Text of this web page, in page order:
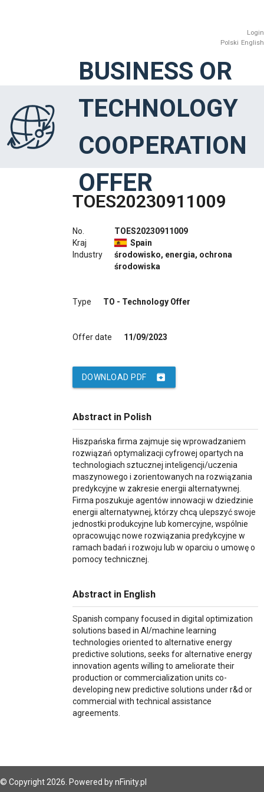
Login
Polski English
BUSINESS OR
TECHNOLOGY
COOPERATION
OFFER
TOES20230911009
No.
Kraj
Industry
TOES20230911009
Spain
środowisko, energia, ochrona
środowiska
Type TO - Technology Offer
Offer date 11/09/2023
archive
DOWNLOAD PDF
Abstract in Polish
Hiszpańska firma zajmuje się wprowadzaniem
rozwiązań optymalizacji cyfrowej opartych na
technologiach sztucznej inteligencji/uczenia
maszynowego i zorientowanych na rozwiązania
predykcyjne w zakresie energii alternatywnej.
Firma poszukuje agentów innowacji w dziedzinie
energii alternatywnej, którzy chcą ulepszyć swoje
jednostki produkcyjne lub komercyjne, wspólnie
opracowując nowe rozwiązania predykcyjne w
ramach badań i rozwoju lub w oparciu o umowę o
pomocy technicznej.
Abstract in English
Spanish company focused in digital optimization
solutions based in AI/machine learning
technologies oriented to alternative energy
predictive solutions, seeks for alternative energy
innovation agents willing to ameliorate their
production or commercialization units co-
developing new predictive solutions under r&d or
commercial with technical assistance
agreements.
© Copyright 2026. Powered bynFinity.pl